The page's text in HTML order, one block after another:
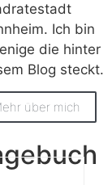
Ich bin
die hinter
Blog steckt.
über mich